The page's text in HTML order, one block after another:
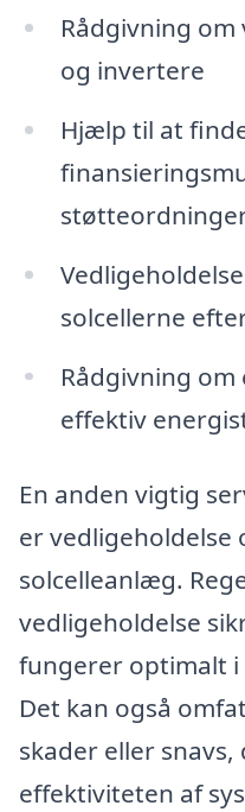
Rådgivning
og invertere
Hjælp til at
solcellerne
Rådgivning
effektiv
En anden vigtig
er vedligeholdelse
solcelleanlæg.
vedligeholdelse
fungerer optimalt i
Det kan også
skader eller
effektiviteten af